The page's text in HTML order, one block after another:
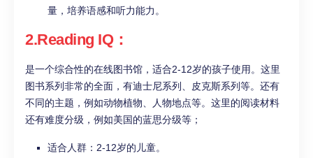
量，培养语感和听力能力。
2.Reading IQ：
是一个综合性的在线图书馆，适合2-12岁的孩子使用。这里
图书系列非常的全面，有迪士尼系列、皮克斯系列等。还有
不同的主题，例如动物植物、人物地点等。这里的阅读材料
还有难度分级，例如美国的蓝思分级等；
适合人群：2-12岁的儿童。